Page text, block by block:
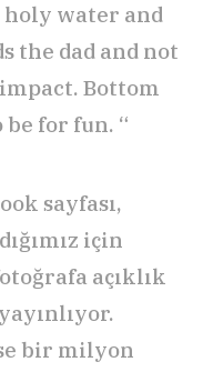
water and
the dad and not
Bottom
for fun. “
sayfası,
için
açıklık
bir milyon